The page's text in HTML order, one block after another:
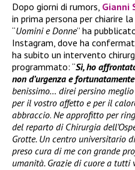
Dopo giorni di rumors, Gianni
in prima persona per chiarire
“Uomini e Donne” ha
Instagram, dove ha
ha subito un intervento
programmato: “Sì, ho
non d’urgenza e
benissimo… direi persino
per il vostro affetto e per il
abbraccio. Ne approfitto per
del reparto di Chirurgia
Grotte. Un centro universitario
preso cura di me con grande
umanità. Grazie di cuore a tutti